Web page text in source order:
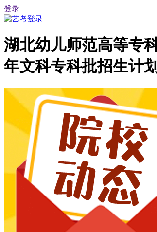
登录
湖北幼儿师范高等专
年文科专科批招生计划